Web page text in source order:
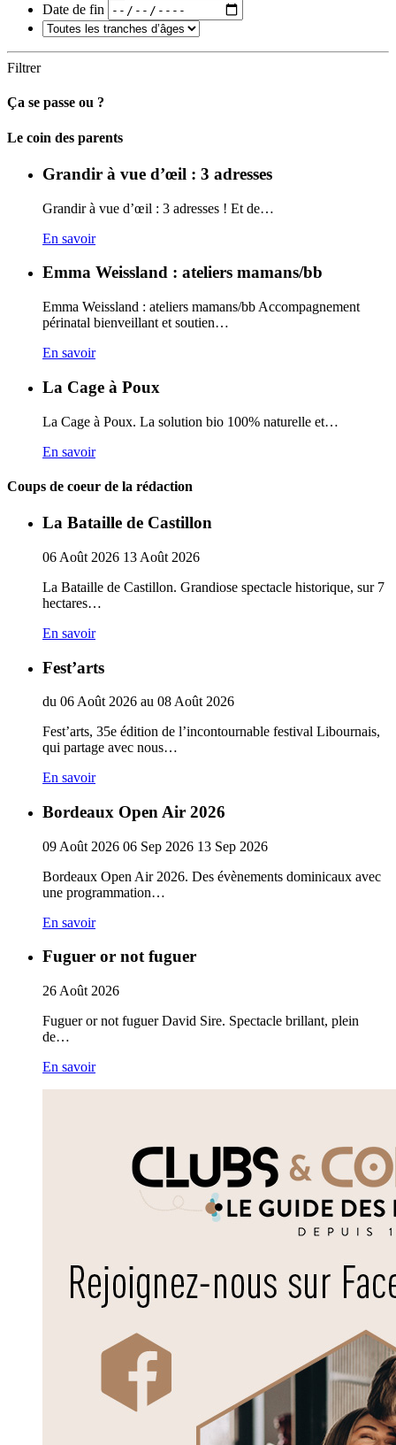
Date de fin
Filtrer
Ça se passe ou ?
Carto
Le coin des parents
Grandir à vue d’œil : 3 adresses
Grandir à vue d’œil : 3 adresses ! Et de…
En savoir
Emma Weissland : ateliers mamans/bb
Emma Weissland : ateliers mamans/bb Accompagnement
périnatal bienveillant et soutien…
En savoir
La Cage à Poux
La Cage à Poux. La solution bio 100% naturelle et…
En savoir
Coups de coeur de la rédaction
La Bataille de Castillon
06 Août 2026 13 Août 2026
La Bataille de Castillon. Grandiose spectacle historique, sur 7
hectares…
En savoir
Fest’arts
du 06 Août 2026 au 08 Août 2026
Fest’arts, 35e édition de l’incontournable festival Libournais,
qui partage avec nous…
En savoir
Bordeaux Open Air 2026
09 Août 2026 06 Sep 2026 13 Sep 2026
Bordeaux Open Air 2026. Des évènements dominicaux avec
une programmation…
En savoir
Fuguer or not fuguer
26 Août 2026
Fuguer or not fuguer David Sire. Spectacle brillant, plein
de…
En savoir